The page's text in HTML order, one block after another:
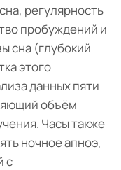
регулярность
пробуждений и
сна (глубокий
этого
данных пяти
объём
Часы также
ночное апноэ,
с